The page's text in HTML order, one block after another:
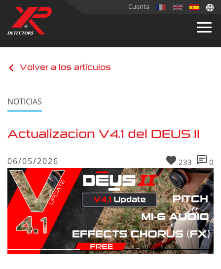
Cuenta
Volver a los artículos
NOTICIAS
Actualizacion V4.1 del DEUS II
06/05/2026 233 0